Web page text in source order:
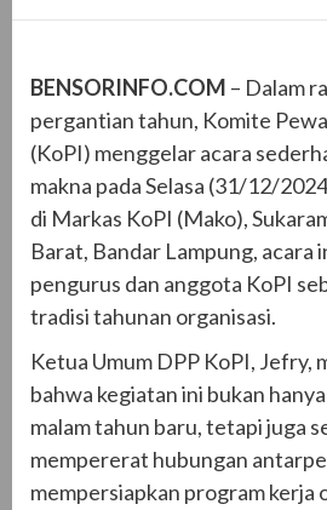
BENSORINFO.COM – Dalam
pergantian tahun, Komite
(KoPI) menggelar acara
makna pada Selasa (31/12/
di Markas KoPI (Mako),
Barat, Bandar Lampung, acara
pengurus dan anggota KoPI
tradisi tahunan organisasi.
Ketua Umum DPP KoPI, Jefry,
bahwa kegiatan ini bukan
malam tahun baru, tetapi juga
mempererat hubungan
mempersiapkan program kerja